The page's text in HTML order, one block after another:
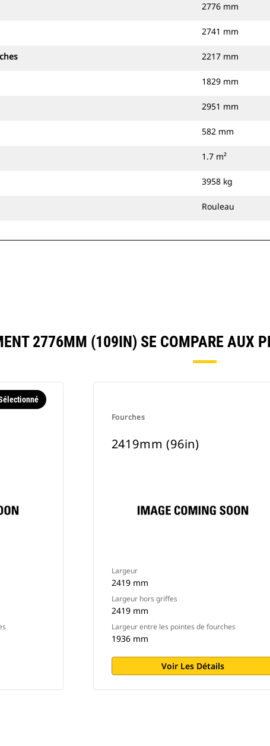
2776 mm
2741 mm
2217 mm
1829 mm
2951 mm
582 mm
1.7 m²
3958 kg
Rouleau
2776MM (109IN) SE COMPARE AUX
Fourches
2419mm (96in)
Largeur
2419 mm
Largeur hors griffes
2419 mm
Largeur entre les pointes de fourches
1936 mm
Voir Les Détails